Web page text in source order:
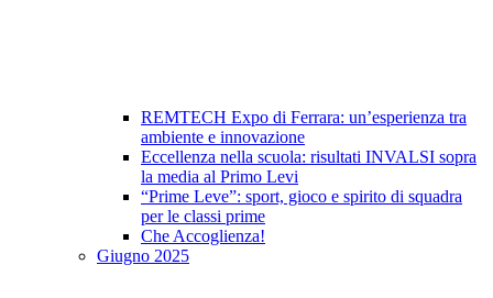
REMTECH Expo di Ferrara: un’esperienza tra
ambiente e innovazione
Eccellenza nella scuola: risultati INVALSI sopra
la media al Primo Levi
“Prime Leve”: sport, gioco e spirito di squadra
per le classi prime
Che Accoglienza!
Giugno 2025